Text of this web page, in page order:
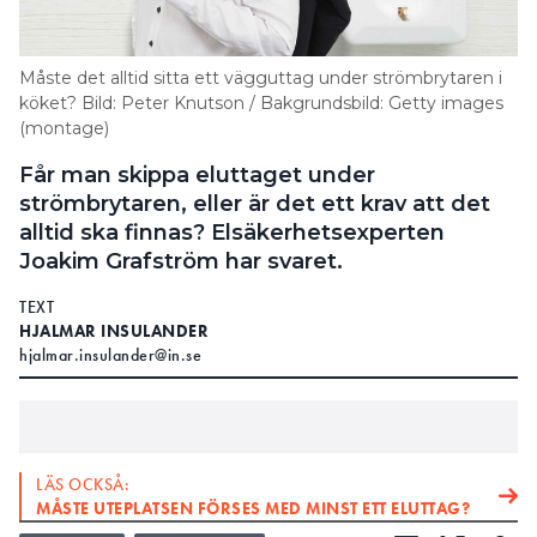
37, i avsnitt åtta förutsättningarna för
fyllningsmassor i kabelgravar.
Av detta avsnitt framgår att:
”För att förebygga skador ska kringfyllningen
närmast kabeln ha en maximal kornstorlek av 8
mm som är fri från skarpa stenar. Denna
kringfyllning ska helt omge kabeln”.
Det är lämpligt att använda kabelskydd när
fyllningsmassan är av ett sådant slag att till
exempel tjälskott kan medföra att fyllningsmassan
skadar kablaget.
Måste det alltid sitta ett vägguttag under strömbrytaren i
köket? Bild: Peter Knutson / Bakgrundsbild: Getty images
(montage)
Får man skippa eluttaget under
strömbrytaren, eller är det ett krav att det
alltid ska finnas? Elsäkerhetsexperten
Joakim Grafström har svaret.
TEXT
HJALMAR INSULANDER
hjalmar.insulander@in.se
LÄS OCKSÅ:
MÅSTE UTEPLATSEN FÖRSES MED MINST ETT ELUTTAG?